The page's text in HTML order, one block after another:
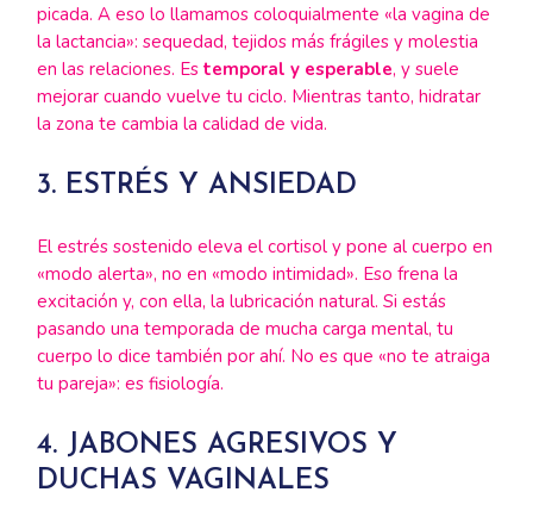
picada. A eso lo llamamos coloquialmente «la vagina de
la lactancia»: sequedad, tejidos más frágiles y molestia
en las relaciones. Estemporal y esperable, y suele
mejorar cuando vuelve tu ciclo. Mientras tanto, hidratar
la zona te cambia la calidad de vida.
3. ESTRÉS Y ANSIEDAD
El estrés sostenido eleva el cortisol y pone al cuerpo en
«modo alerta», no en «modo intimidad». Eso frena la
excitación y, con ella, la lubricación natural. Si estás
pasando una temporada de mucha carga mental, tu
cuerpo lo dice también por ahí. No es que «no te atraiga
tu pareja»: es fisiología.
4. JABONES AGRESIVOS Y
DUCHAS VAGINALES